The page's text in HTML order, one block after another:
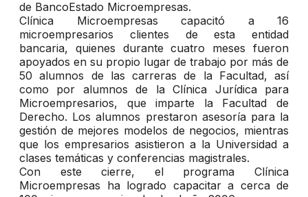
de BancoEstado Microempresas.
Clínica Microempresas capacitó a 16
microempresarios clientes de esta entidad
bancaria, quienes durante cuatro meses fueron
apoyados en su propio lugar de trabajo por más de
50 alumnos de las carreras de la Facultad, así
como por alumnos de la Clínica Jurídica para
Microempresarios, que imparte la Facultad de
Derecho. Los alumnos prestaron asesoría para la
gestión de mejores modelos de negocios, mientras
que los empresarios asistieron a la Universidad a
clases temáticas y conferencias magistrales.
Con este cierre, el programa Clínica
Microempresas ha logrado capacitar a cerca de